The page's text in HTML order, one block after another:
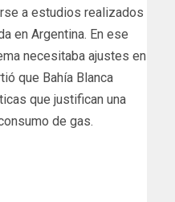
a estudios realizados
en Argentina. En ese
necesitaba ajustes en
que Bahía Blanca
que justifican una
de gas.